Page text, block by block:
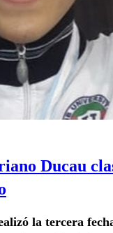
Ducau
la tercera